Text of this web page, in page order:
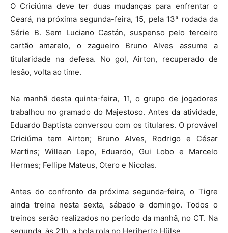
O Criciúma deve ter duas mudanças para enfrentar o
Ceará, na próxima segunda-feira, 15, pela 13ª rodada da
Série B. Sem Luciano Castán, suspenso pelo terceiro
cartão amarelo, o zagueiro Bruno Alves assume a
titularidade na defesa. No gol, Airton, recuperado de
lesão, volta ao time.
Na manhã desta quinta-feira, 11, o grupo de jogadores
trabalhou no gramado do Majestoso. Antes da atividade,
Eduardo Baptista conversou com os titulares. O provável
Criciúma tem Airton; Bruno Alves, Rodrigo e César
Martins; Willean Lepo, Eduardo, Gui Lobo e Marcelo
Hermes; Fellipe Mateus, Otero e Nicolas.
Antes do confronto da próxima segunda-feira, o Tigre
ainda treina nesta sexta, sábado e domingo. Todos o
treinos serão realizados no período da manhã, no CT. Na